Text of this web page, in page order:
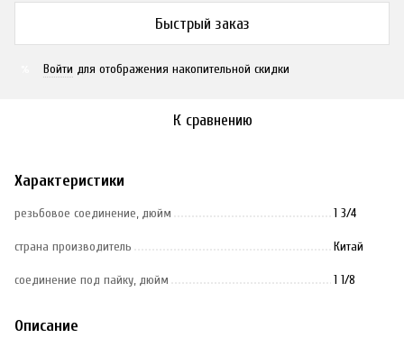
Быстрый заказ
Войти для отображения накопительной скидки
К сравнению
Характеристики
резьбовое соединение, дюйм 1 3/4
страна производитель Китай
соединение под пайку, дюйм 1 1/8
Описание